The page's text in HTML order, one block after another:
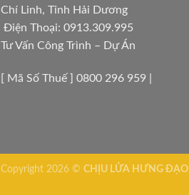
Chí Linh, Tỉnh Hải Dương
Điện Thoại: 0913.309.995
Tư Vấn Công Trình – Dự Án
[ Mã Số Thuế ] 0800 296 959 |
Copyright 2026 © CHỊU LỬA HƯNG ĐẠO